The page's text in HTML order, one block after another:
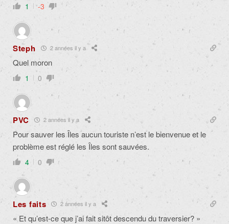
1 -3
Steph 2 années il y a
Quel moron
1 0
PVC 2 années il y a
Pour sauver les Îles aucun touriste n’est le bienvenue et le
problème est réglé les Îles sont sauvées.
4 0
Les faits 2 années il y a
« Et qu’est-ce que j’ai fait sitôt descendu du traversier? »